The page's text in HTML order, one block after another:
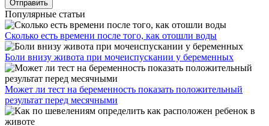
Популярные статьи
Сколько есть времени после того, как отошли воды
Боли внизу живота при мочеиспускании у беременных
Может ли тест на беременность показать положительный
результат перед месячными